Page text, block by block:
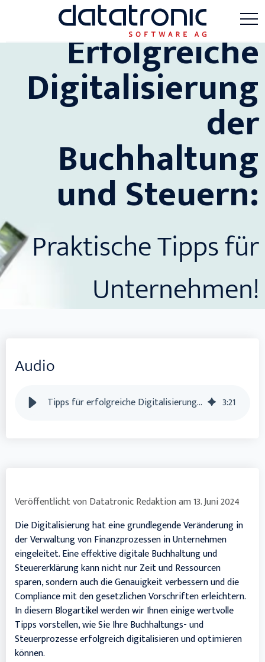
Erfolgreiche
Digitalisierung
der
Buchhaltung
und Steuern:
Praktische Tipps für
Unternehmen!
Audio
Tipps für erfolgreiche Digitalisierung der Buchhaltung und Steuern 3:21
Veröffentlicht vonDatatronic Redaktionam13. Juni 2024
Die Digitalisierung hat eine grundlegende Veränderung in
der Verwaltung von Finanzprozessen in Unternehmen
eingeleitet. Eine effektive digitale Buchhaltung und
Steuererklärung kann nicht nur Zeit und Ressourcen
sparen, sondern auch die Genauigkeit verbessern und die
Compliance mit den gesetzlichen Vorschriften erleichtern.
In diesem Blogartikel werden wir Ihnen einige wertvolle
Tipps vorstellen, wie Sie Ihre Buchhaltungs- und
Steuerprozesse erfolgreich digitalisieren und optimieren
können.